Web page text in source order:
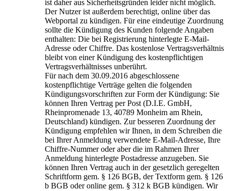
ist daher aus Sicherheitsgründen leider nicht möglich.
Der Nutzer ist außerdem berechtigt, online über das
Webportal zu kündigen. Für eine eindeutige Zuordnung
sollte die Kündigung des Kunden folgende Angaben
enthalten: Die bei Registrierung hinterlegte E-Mail-
Adresse oder Chiffre. Das kostenlose Vertragsverhältnis
bleibt von einer Kündigung des kostenpflichtigen
Vertragsverhältnisses unberührt.
Für nach dem 30.09.2016 abgeschlossene
kostenpflichtige Verträge gelten die folgenden
Kündigungsvorschriften zur Form der Kündigung: Sie
können Ihren Vertrag per Post (D.I.E. GmbH,
Rheinpromenade 13, 40789 Monheim am Rhein,
Deutschland) kündigen. Zur besseren Zuordnung der
Kündigung empfehlen wir Ihnen, in dem Schreiben die
bei Ihrer Anmeldung verwendete E-Mail-Adresse, Ihre
Chiffre-Nummer oder aber die im Rahmen Ihrer
Anmeldung hinterlegte Postadresse anzugeben. Sie
können Ihren Vertrag auch in der gesetzlich geregelten
Schriftform gem. § 126 BGB, der Textform gem. § 126
b BGB oder online gem. § 312 k BGB kündigen. Wir